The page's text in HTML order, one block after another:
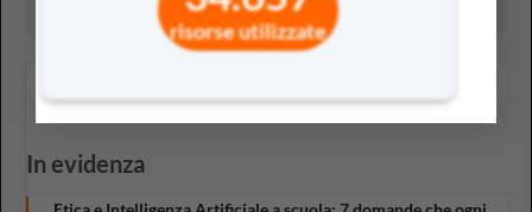
risorse utilizzate
In evidenza